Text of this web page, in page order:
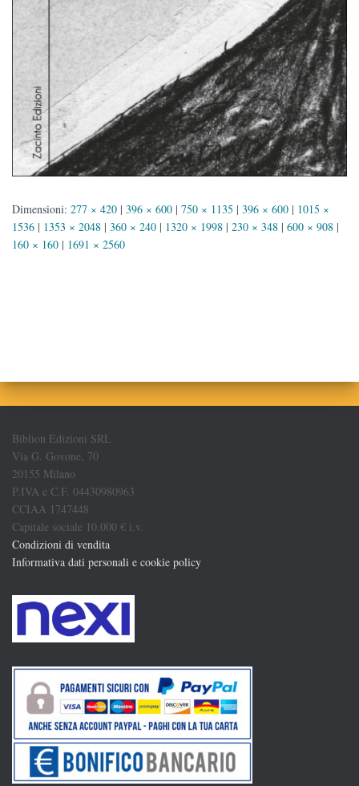
Dimensioni: 277 × 420 | 396 × 600 | 750 × 1135 | 396 × 600 | 1015 ×
1536 | 1353 × 2048 | 360 × 240 | 1320 × 1998 | 230 × 348 | 600 × 908 |
160 × 160 | 1691 × 2560
Biblion Edizioni SRL
Via G. Govone, 70
20155 Milano
P.IVA e C.F. 04430980963
CCIAA 1747448
Capitale sociale 10.000 € i.v.
Condizioni di vendita
Informativa dati personali e cookie policy